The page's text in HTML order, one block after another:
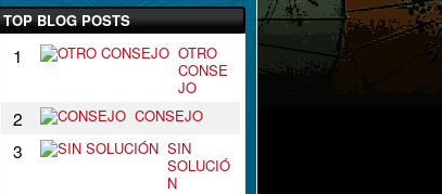
TOP BLOG POSTS
1
OTRO
CONSE
JO
2 CONSEJO
3
SIN
SOLUCIÓ
N